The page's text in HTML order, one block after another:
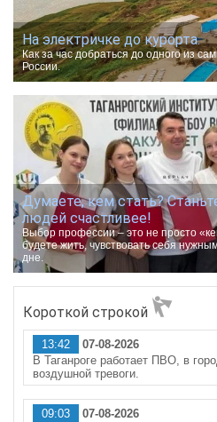
На электричке до курорта.
Как за час добраться до одного из
России.
Думаете, кем стать?
людей счастливее!
Выбор профессии – это не просто
будете жить, чувствовать себя
дне.
Короткой строкой
13:42
07-08-2026
В Таганроге работает ПВО, в
воздушной тревоги.
09:03
07-08-2026